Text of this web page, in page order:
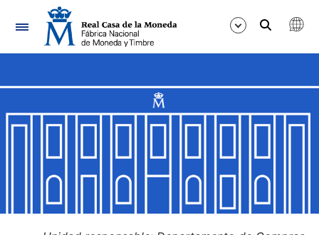
Navegación
Mostrar/Ocultar
Mostrar/Ocultar
Mostrar/Ocultar